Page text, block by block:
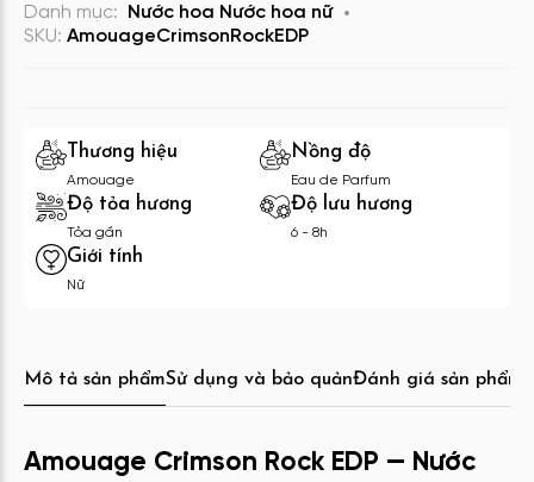
Danh mục: Nước hoa Nước hoa nữ
SKU: AmouageCrimsonRockEDP
Thương hiệu
Amouage
Nồng độ
Eau de Parfum
Độ tỏa hương
Tỏa gần
Độ lưu hương
6 - 8h
Giới tính
Nữ
Mô tả sản phẩmSử dụng và bảo quảnĐánh giá sản phẩm
Amouage Crimson Rock EDP — Nước